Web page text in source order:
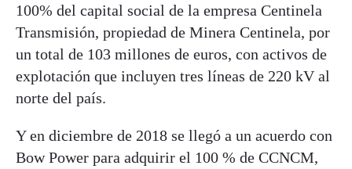
100% del capital social de la empresa Centinela
Transmisión, propiedad de Minera Centinela, por
un total de 103 millones de euros, con activos de
explotación que incluyen tres líneas de 220 kV al
norte del país.
Y en diciembre de 2018 se llegó a un acuerdo con
Bow Power para adquirir el 100 % de CCNCM,